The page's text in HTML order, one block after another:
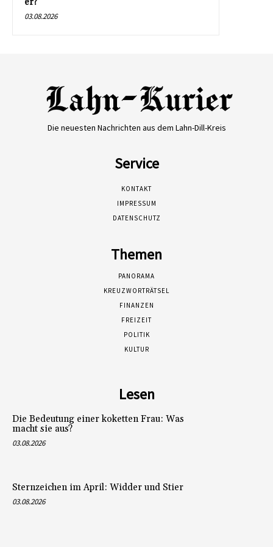
03.08.2026
Die neuesten Nachrichten aus dem Lahn-Dill-Kreis
Service
KONTAKT
IMPRESSUM
DATENSCHUTZ
Themen
PANORAMA
KREUZWORTRÄTSEL
FINANZEN
FREIZEIT
POLITIK
KULTUR
Lesen
Die Bedeutung einer koketten Frau: Was
macht sie aus?
03.08.2026
Sternzeichen im April: Widder und Stier
03.08.2026